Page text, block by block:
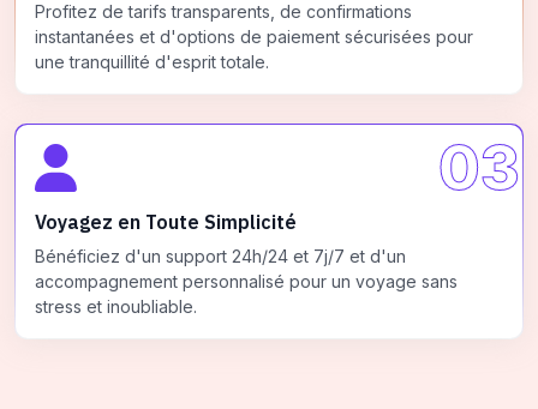
Profitez de tarifs transparents, de confirmations
instantanées et d'options de paiement sécurisées pour
une tranquillité d'esprit totale.
03
Voyagez en Toute Simplicité
Bénéficiez d'un support 24h/24 et 7j/7 et d'un
accompagnement personnalisé pour un voyage sans
stress et inoubliable.